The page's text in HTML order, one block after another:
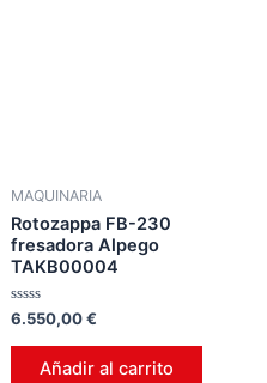
MAQUINARIA
Rotozappa FB-230
fresadora Alpego
TAKB00004
Valorado
en
0
6.550,00€
Añadir al carrito